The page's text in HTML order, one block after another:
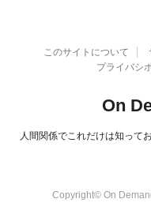
このサイトについて
プライバシ
On
人間関係でこれだけは知って
Copyright© On